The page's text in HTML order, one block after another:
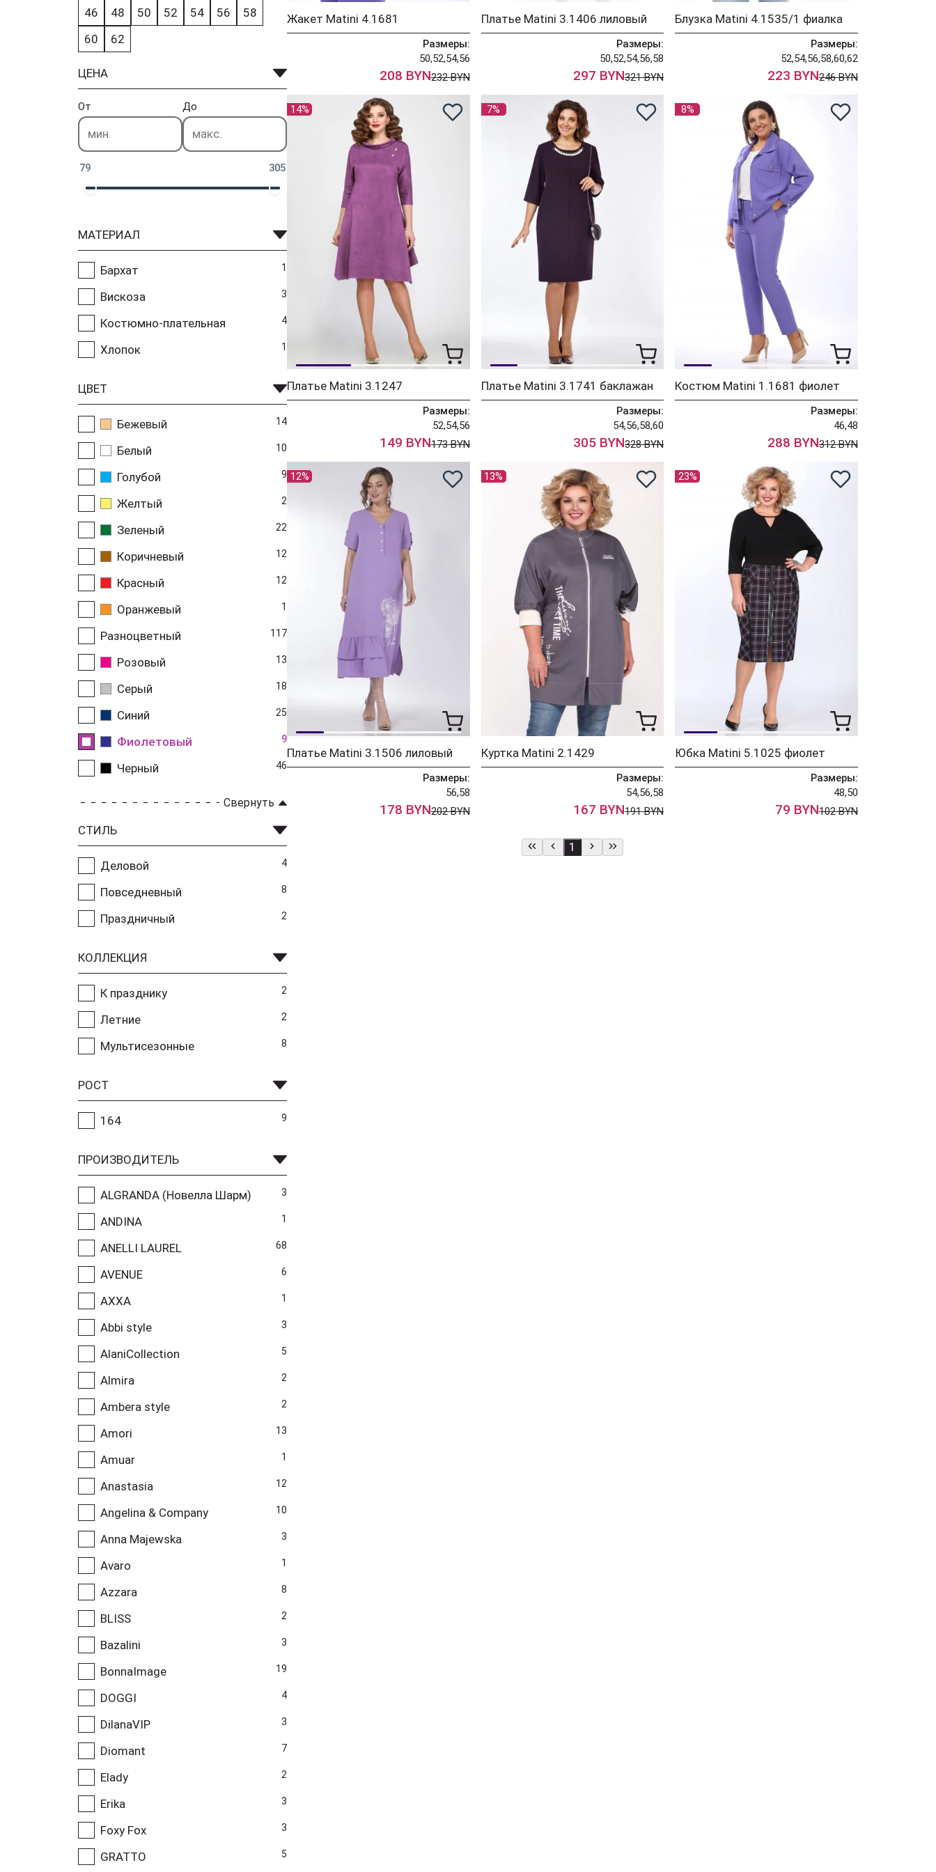
46 48 50 52 54 56
58
60
62
ЦЕНА
От До
79 305
МАТЕРИАЛ
Бархат 1
Вискоза 3
Костюмно-плательная 4
Хлопок 1
ЦВЕТ
Бежевый 14
Белый 10
Голубой 9
Желтый 2
Зеленый 22
Коричневый 12
Красный 12
Оранжевый 1
Разноцветный 117
Розовый 13
Серый 18
Синий 25
Фиолетовый 9
Черный 46
Свернуть
СТИЛЬ
Деловой 4
Повседневный 8
Праздничный 2
КОЛЛЕКЦИЯ
К празднику 2
Летние 2
Мультисезонные 8
РОСТ
164 9
ПРОИЗВОДИТЕЛЬ
ALGRANDA (Новелла Шарм) 3
ANDINA 1
ANELLI LAUREL 68
AVENUE 6
AXXA 1
Abbi style 3
AlaniCollection 5
Almira 2
Ambera style 2
Amori 13
Amuar 1
Anastasia 12
Angelina & Company 10
Anna Majewska 3
Avaro 1
Azzara 8
BLISS 2
Bazalini 3
BonnaImage 19
DOGGI 4
DilanaVIP 3
Diomant 7
Elady 2
Erika 3
Foxy Fox 3
GRATTO 5
Жакет Matini 4.1681
Размеры:
50,52,54,56
208 BYN232 BYN
Платье Matini 3.1406 лиловый
Размеры:
50,52,54,56,58
297 BYN321 BYN
Блузка Matini 4.1535/1 фиалка
Размеры:
52,54,56,58,60,62
223 BYN246 BYN
14%
Платье Matini 3.1247
Размеры:
52,54,56
149 BYN173 BYN
7%
Платье Matini 3.1741 баклажан
Размеры:
54,56,58,60
305 BYN328 BYN
8%
Костюм Matini 1.1681 фиолет
Размеры:
46,48
288 BYN312 BYN
12%
Платье Matini 3.1506 лиловый
Размеры:
56,58
178 BYN202 BYN
13%
Куртка Matini 2.1429
Размеры:
54,56,58
167 BYN191 BYN
23%
Юбка Matini 5.1025 фиолет
Размеры:
48,50
79 BYN102 BYN
1